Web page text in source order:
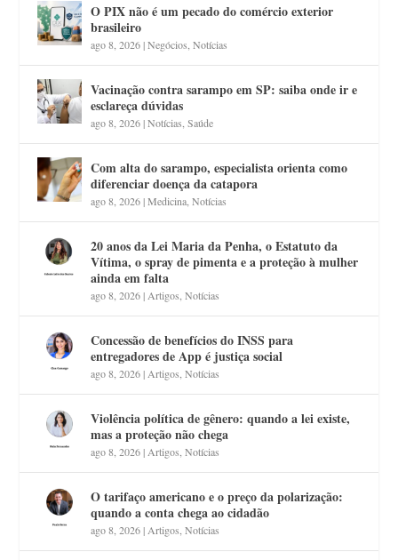
O PIX não é um pecado do comércio exterior
brasileiro
ago 8, 2026|Negócios ,Notícias
Vacinação contra sarampo em SP: saiba onde ir e
esclareça dúvidas
ago 8, 2026|Notícias ,Saúde
Com alta do sarampo, especialista orienta como
diferenciar doença da catapora
ago 8, 2026|Medicina ,Notícias
20 anos da Lei Maria da Penha, o Estatuto da
Vítima, o spray de pimenta e a proteção à mulher
ainda em falta
ago 8, 2026| Artigos ,Notícias
Concessão de benefícios do INSS para
entregadores de App é justiça social
ago 8, 2026| Artigos ,Notícias
Violência política de gênero: quando a lei existe,
mas a proteção não chega
ago 8, 2026| Artigos ,Notícias
O tarifaço americano e o preço da polarização:
quando a conta chega ao cidadão
ago 8, 2026| Artigos ,Notícias